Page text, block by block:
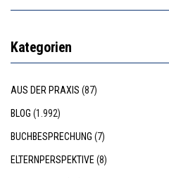
Kategorien
AUS DER PRAXIS (87)
BLOG (1.992)
BUCHBESPRECHUNG (7)
ELTERNPERSPEKTIVE(8)